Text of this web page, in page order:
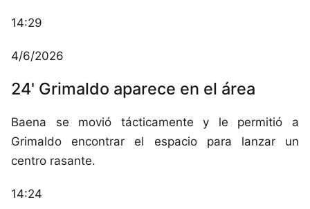
14:29
4/6/2026
24' Grimaldo aparece en el área
Baena se movió tácticamente y le permitió a
Grimaldo encontrar el espacio para lanzar un
centro rasante.
14:24